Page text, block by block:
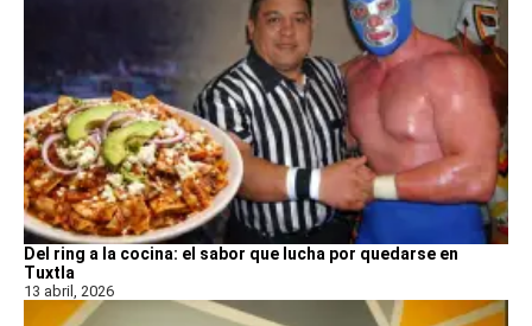
Del ring a la cocina: el sabor que lucha por quedarse en
Tuxtla
13 abril, 2026